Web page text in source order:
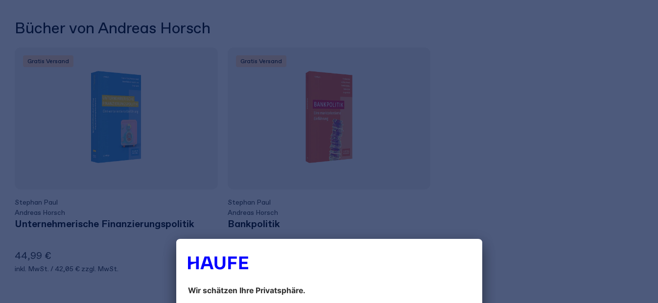
Bücher von Andreas Horsch
Gratis Versand
Stephan Paul
Andreas Horsch
Unternehmerische Finanzierungspolitik
44,99 €
inkl. MwSt. 42,05 € zzgl. MwSt.
Gratis Versand
Stephan Paul
Andreas Horsch
Bankpolitik
59,99 €
inkl. MwSt.